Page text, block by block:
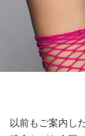
以前もご案内し